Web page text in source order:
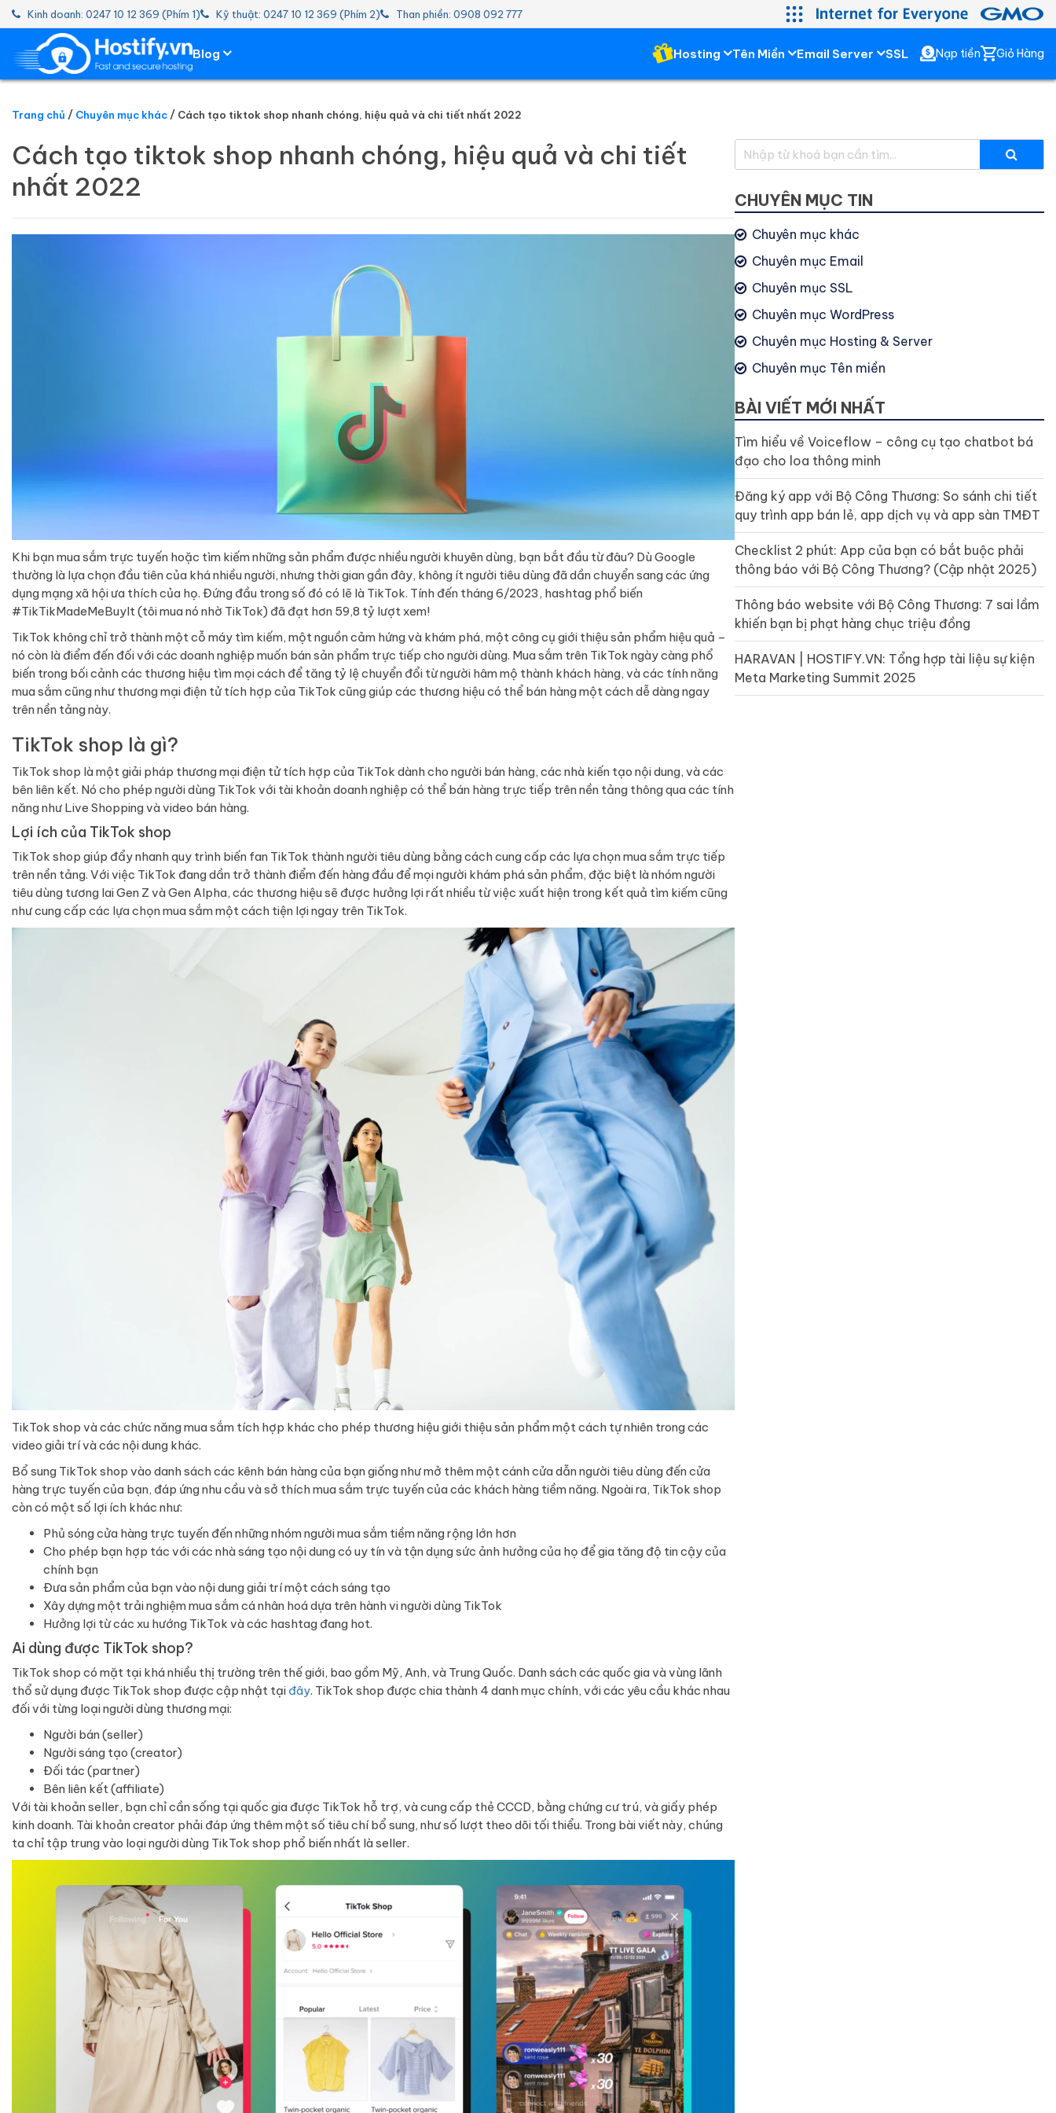
HOSTING
TÊN MIỀN
Kinh doanh: 0247 10 12 369 (Phím 1) Kỹ thuật: 0247 10 12 369 (Phím 2) Than phiền: 0908 092 777
Blog Hosting Tên Miền Email Server SSL Nạp tiền Giỏ Hàng
Trang chủ Chuyên mục khác Cách tạo tiktok shop nhanh chóng, hiệu quả và chi tiết nhất 2022
Cách tạo tiktok shop nhanh chóng, hiệu quả và chi tiết
nhất 2022
Khi bạn mua sắm trực tuyến hoặc tìm kiếm những sản phẩm được nhiều người khuyên dùng, bạn bắt đầu từ đâu? Dù Google
thường là lựa chọn đầu tiên của khá nhiều người, nhưng thời gian gần đây, không ít người tiêu dùng đã dần chuyển sang các ứng
dụng mạng xã hội ưa thích của họ. Đứng đầu trong số đó có lẽ là TikTok. Tính đến tháng 6/2023, hashtag phổ biến
#TikTikMadeMeBuyIt (tôi mua nó nhờ TikTok) đã đạt hơn 59,8 tỷ lượt xem!
TikTok không chỉ trở thành một cỗ máy tìm kiếm, một nguồn cảm hứng và khám phá, một công cụ giới thiệu sản phẩm hiệu quả –
nó còn là điểm đến đối với các doanh nghiệp muốn bán sản phẩm trực tiếp cho người dùng. Mua sắm trên TikTok ngày càng phổ
biến trong bối cảnh các thương hiệu tìm mọi cách để tăng tỷ lệ chuyển đổi từ người hâm mộ thành khách hàng, và các tính năng
mua sắm cũng như thương mại điện tử tích hợp của TikTok cũng giúp các thương hiệu có thể bán hàng một cách dễ dàng ngay
trên nền tảng này.
TikTok shop là gì?
TikTok shop là một giải pháp thương mại điện tử tích hợp của TikTok dành cho người bán hàng, các nhà kiến tạo nội dung, và các
bên liên kết. Nó cho phép người dùng TikTok với tài khoản doanh nghiệp có thể bán hàng trực tiếp trên nền tảng thông qua các tính
năng như Live Shopping và video bán hàng.
Lợi ích của TikTok shop
TikTok shop giúp đẩy nhanh quy trình biến fan TikTok thành người tiêu dùng bằng cách cung cấp các lựa chọn mua sắm trực tiếp
trên nền tảng. Với việc TikTok đang dần trở thành điểm đến hàng đầu để mọi người khám phá sản phẩm, đặc biệt là nhóm người
tiêu dùng tương lai Gen Z và Gen Alpha, các thương hiệu sẽ được hưởng lợi rất nhiều từ việc xuất hiện trong kết quả tìm kiếm cũng
như cung cấp các lựa chọn mua sắm một cách tiện lợi ngay trên TikTok.
TikTok shop và các chức năng mua sắm tích hợp khác cho phép thương hiệu giới thiệu sản phẩm một cách tự nhiên trong các
video giải trí và các nội dung khác.
Bổ sung TikTok shop vào danh sách các kênh bán hàng của bạn giống như mở thêm một cánh cửa dẫn người tiêu dùng đến cửa
hàng trực tuyến của bạn, đáp ứng nhu cầu và sở thích mua sắm trực tuyến của các khách hàng tiềm năng. Ngoài ra, TikTok shop
còn có một số lợi ích khác như:
Phủ sóng cửa hàng trực tuyến đến những nhóm người mua sắm tiềm năng rộng lớn hơn
Cho phép bạn hợp tác với các nhà sáng tạo nội dung có uy tín và tận dụng sức ảnh hưởng của họ để gia tăng độ tin cậy của
chính bạn
Đưa sản phẩm của bạn vào nội dung giải trí một cách sáng tạo
Xây dựng một trải nghiệm mua sắm cá nhân hoá dựa trên hành vi người dùng TikTok
Hưởng lợi từ các xu hướng TikTok và các hashtag đang hot.
Ai dùng được TikTok shop?
TikTok shop có mặt tại khá nhiều thị trường trên thế giới, bao gồm Mỹ, Anh, và Trung Quốc. Danh sách các quốc gia và vùng lãnh
thổ sử dụng được TikTok shop được cập nhật tại đây. TikTok shop được chia thành 4 danh mục chính, với các yêu cầu khác nhau
đối với từng loại người dùng thương mại:
Người bán (seller)
Người sáng tạo (creator)
Đối tác (partner)
Bên liên kết (affiliate)
Với tài khoản seller, bạn chỉ cần sống tại quốc gia được TikTok hỗ trợ, và cung cấp thẻ CCCD, bằng chứng cư trú, và giấy phép
kinh doanh. Tài khoản creator phải đáp ứng thêm một số tiêu chí bổ sung, như số lượt theo dõi tối thiểu. Trong bài viết này, chúng
ta chỉ tập trung vào loại người dùng TikTok shop phổ biến nhất là seller.
CHUYÊN MỤC TIN
Chuyên mục khác
Chuyên mục Email
Chuyên mục SSL
Chuyên mục WordPress
Chuyên mục Hosting & Server
Chuyên mục Tên miền
BÀI VIẾT MỚI NHẤT
Tìm hiểu về Voiceflow – công cụ tạo chatbot bá
đạo cho loa thông minh
Đăng ký app với Bộ Công Thương: So sánh chi tiết
quy trình app bán lẻ, app dịch vụ và app sàn TMĐT
Checklist 2 phút: App của bạn có bắt buộc phải
thông báo với Bộ Công Thương? (Cập nhật 2025)
Thông báo website với Bộ Công Thương: 7 sai lầm
khiến bạn bị phạt hàng chục triệu đồng
HARAVAN | HOSTIFY.VN: Tổng hợp tài liệu sự kiện
Meta Marketing Summit 2025